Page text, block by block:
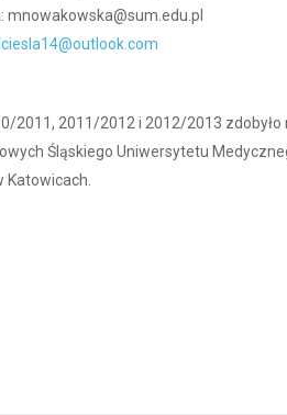
mnowakowska@sum.edu.pl
2011, 2011/2012 i 2012/2013 zdobyło
Śląskiego Uniwersytetu
Katowicach.